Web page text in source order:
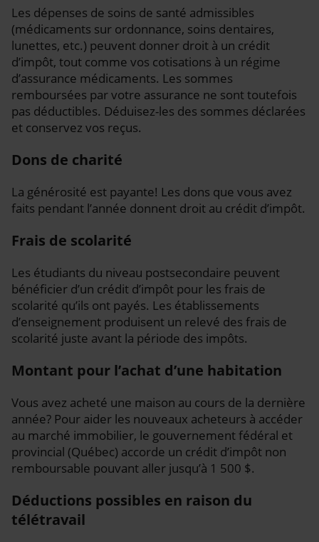
Les dépenses de soins de santé admissibles
(médicaments sur ordonnance, soins dentaires,
lunettes, etc.) peuvent donner droit à un crédit
d’impôt, tout comme vos cotisations à un régime
d’assurance médicaments. Les sommes
remboursées par votre assurance ne sont toutefois
pas déductibles. Déduisez-les des sommes déclarées
et conservez vos reçus.
Dons de charité
La générosité est payante! Les dons que vous avez
faits pendant l’année donnent droit au crédit d’impôt.
Frais de scolarité
Les étudiants du niveau postsecondaire peuvent
bénéficier d’un crédit d’impôt pour les frais de
scolarité qu’ils ont payés. Les établissements
d’enseignement produisent un relevé des frais de
scolarité juste avant la période des impôts.
Montant pour l’achat d’une habitation
Vous avez acheté une maison au cours de la dernière
année? Pour aider les nouveaux acheteurs à accéder
au marché immobilier, le gouvernement fédéral et
provincial (Québec) accorde un crédit d’impôt non
remboursable pouvant aller jusqu’à 1 500 $.
Déductions possibles en raison du
télétravail